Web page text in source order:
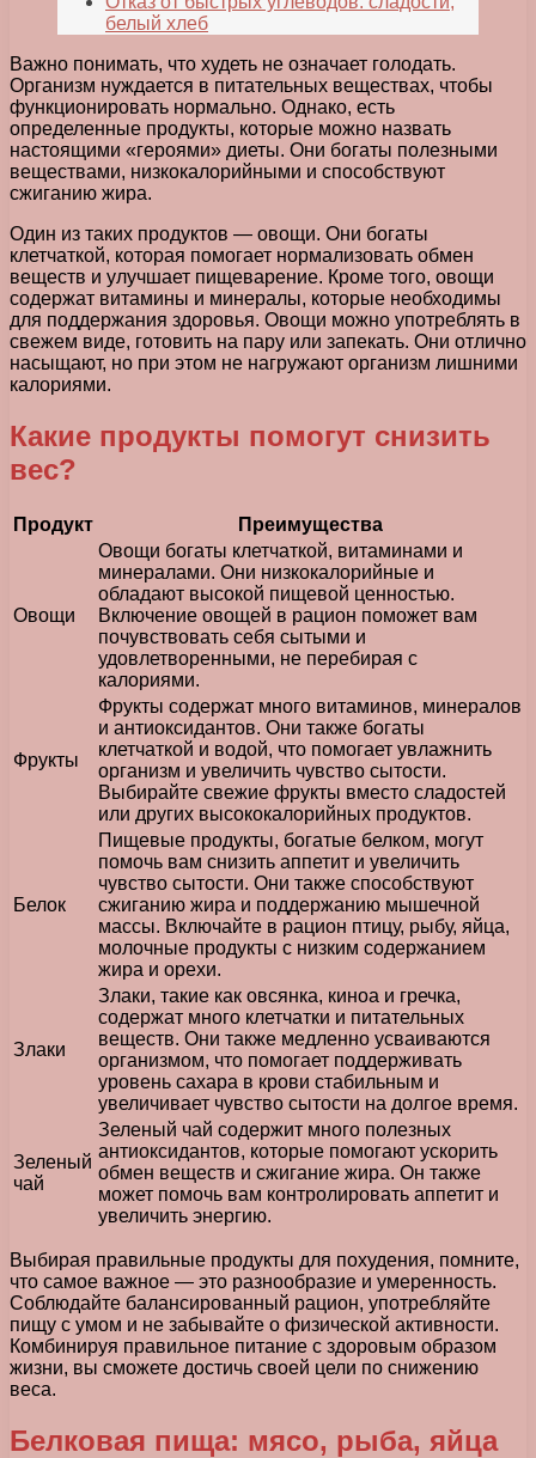
белый хлеб
Важно понимать, что худеть не означает голодать.
Организм нуждается в питательных веществах, чтобы
функционировать нормально. Однако, есть
определенные продукты, которые можно назвать
настоящими «героями» диеты. Они богаты полезными
веществами, низкокалорийными и способствуют
сжиганию жира.
Один из таких продуктов — овощи. Они богаты
клетчаткой, которая помогает нормализовать обмен
веществ и улучшает пищеварение. Кроме того, овощи
содержат витамины и минералы, которые необходимы
для поддержания здоровья. Овощи можно употреблять в
свежем виде, готовить на пару или запекать. Они отлично
насыщают, но при этом не нагружают организм лишними
калориями.
Какие продукты помогут снизить
вес?
Продукт Преимущества
Овощи
Овощи богаты клетчаткой, витаминами и
минералами. Они низкокалорийные и
обладают высокой пищевой ценностью.
Включение овощей в рацион поможет вам
почувствовать себя сытыми и
удовлетворенными, не перебирая с
калориями.
Фрукты
Фрукты содержат много витаминов, минералов
и антиоксидантов. Они также богаты
клетчаткой и водой, что помогает увлажнить
организм и увеличить чувство сытости.
Выбирайте свежие фрукты вместо сладостей
или других высококалорийных продуктов.
Белок
Пищевые продукты, богатые белком, могут
помочь вам снизить аппетит и увеличить
чувство сытости. Они также способствуют
сжиганию жира и поддержанию мышечной
массы. Включайте в рацион птицу, рыбу, яйца,
молочные продукты с низким содержанием
жира и орехи.
Злаки
Злаки, такие как овсянка, киноа и гречка,
содержат много клетчатки и питательных
веществ. Они также медленно усваиваются
организмом, что помогает поддерживать
уровень сахара в крови стабильным и
увеличивает чувство сытости на долгое время.
Зеленый
чай
Зеленый чай содержит много полезных
антиоксидантов, которые помогают ускорить
обмен веществ и сжигание жира. Он также
может помочь вам контролировать аппетит и
увеличить энергию.
Выбирая правильные продукты для похудения, помните,
что самое важное — это разнообразие и умеренность.
Соблюдайте балансированный рацион, употребляйте
пищу с умом и не забывайте о физической активности.
Комбинируя правильное питание с здоровым образом
жизни, вы сможете достичь своей цели по снижению
веса.
Белковая пища: мясо, рыба, яйца